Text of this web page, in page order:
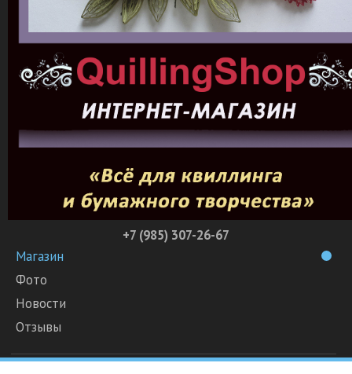
+7 (985) 307-26-67
Магазин
Фото
Новости
Отзывы